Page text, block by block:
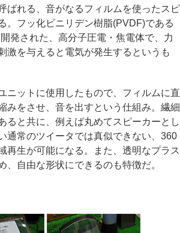
ばれる、音がなるフィルムを使ったスピ
。フッ化ビニリデン樹脂(PVDF)である
発された、高分子圧電・焦電体で、力
激を与えると電気が発生するというも
ニットに使用したもので、フィルムに直
みをさせ、音を出すという仕組み。繊細
ると共に、例えば丸めてスピーカーとし
通常のツイータでは真似できない、360
再生が可能になる。また、透明なプラス
、自由な形状にできるのも特徴だ。